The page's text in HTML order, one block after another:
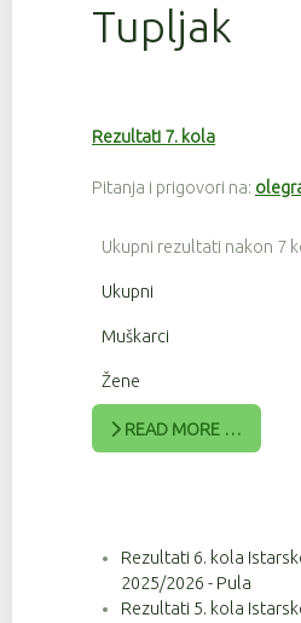
Tupljak
Rezultati 7. kola
Pitanja i prigovori na:
Ukupni rezultati nakon 7
Ukupni
Muškarci
Žene
READ MORE …
Rezultati 6. kola
2025/2026 - Pula
Rezultati 5. kola